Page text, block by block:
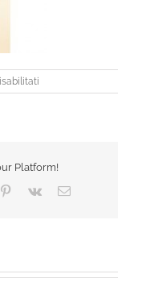
4557_nero
Platform!
Pinterest
Vk Email